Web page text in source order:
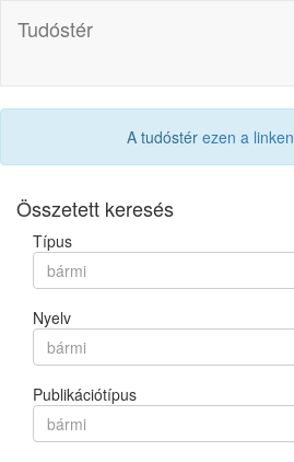
Tudóstér
A tudóstér ezen a linken
Összetett keresés
Típus
bármi
Nyelv
bármi
Publikációtípus
bármi